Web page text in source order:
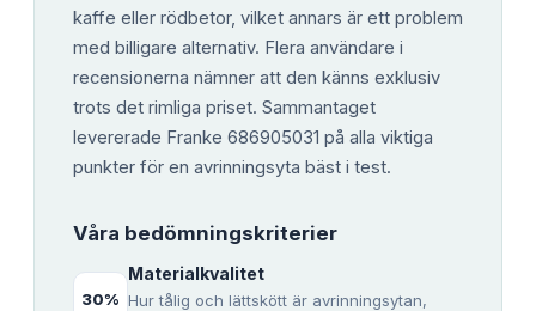
kaffe eller rödbetor, vilket annars är ett problem
med billigare alternativ. Flera användare i
recensionerna nämner att den känns exklusiv
trots det rimliga priset. Sammantaget
levererade Franke 686905031 på alla viktiga
punkter för en avrinningsyta bäst i test.
Våra bedömningskriterier
30%
Materialkvalitet
Hur tålig och lättskött är avrinningsytan,